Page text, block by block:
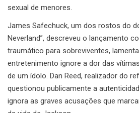
sexual de menores.
James Safechuck, um dos rostos do
Neverland”, descreveu o lançamento
traumático para sobreviventes,
entretenimento ignore a dor das
de um ídolo. Dan Reed, realizador do
questionou publicamente a
ignora as graves acusações que